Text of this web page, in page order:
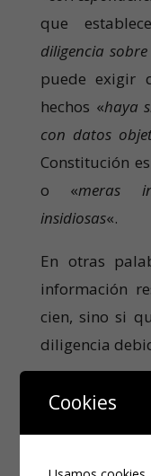
que
diligencia
puede exigir
hechos «haya
con datos
Constitución
o «meras
insidiosas«.
En otras
información
cien, sino si
diligencia
No basta con
Cookies